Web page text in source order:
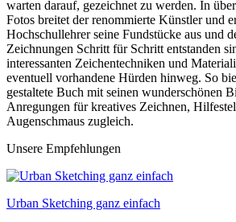
warten darauf, gezeichnet zu werden. In
Fotos breitet der renommierte Künstler und
Hochschullehrer seine Fundstücke aus und
Zeichnungen Schritt für Schritt entstanden
interessanten Zeichentechniken und
eventuell vorhandene Hürden hinweg. So
gestaltete Buch mit seinen wunderschönen
Anregungen für kreatives Zeichnen,
Augenschmaus zugleich.
Unsere Empfehlungen
Urban Sketching ganz einfach